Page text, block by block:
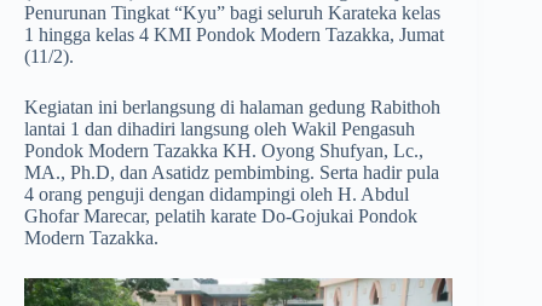
Penurunan Tingkat “Kyu” bagi seluruh Karateka kelas
1 hingga kelas 4 KMI Pondok Modern Tazakka, Jumat
(11/2).
Kegiatan ini berlangsung di halaman gedung Rabithoh
lantai 1 dan dihadiri langsung oleh Wakil Pengasuh
Pondok Modern Tazakka KH. Oyong Shufyan, Lc.,
MA., Ph.D, dan Asatidz pembimbing. Serta hadir pula
4 orang penguji dengan didampingi oleh H. Abdul
Ghofar Marecar, pelatih karate Do-Gojukai Pondok
Modern Tazakka.